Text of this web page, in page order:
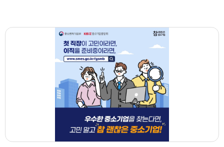
2024
중소기업중앙회
국내